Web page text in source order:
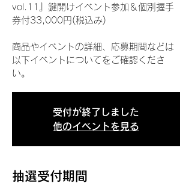
vol.11』鍵開けイベント参加＆個別握手
券付33,000円(税込み)
商品やイベントの詳細、応募期間などは
以下イベントについてをご確認くださ
い。
受付が終了しました
他のイベントを見る
抽選受付期間